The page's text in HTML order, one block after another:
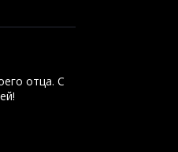
отца. С